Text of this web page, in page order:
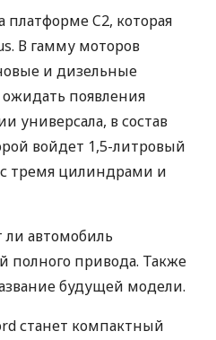
платформе C2, которая
В гамму моторов
и дизельные
появления
универсала, в состав
войдет 1,5-литровый
тремя цилиндрами и
ли автомобиль
полного привода. Также
будущей модели.
станет компактный